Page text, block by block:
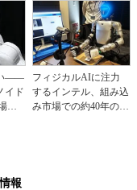
――
イド
稼
フィジカルAIに注力
するインテル、組み込
み市場での約40年の実
報